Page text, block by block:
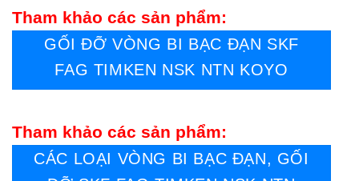
Tham khảo các sản phẩm:
GỐI ĐỠ VÒNG BI BẠC ĐẠN SKF
FAG TIMKEN NSK NTN KOYO
Tham khảo các sản phẩm:
CÁC LOẠI VÒNG BI BẠC ĐẠN, GỐI